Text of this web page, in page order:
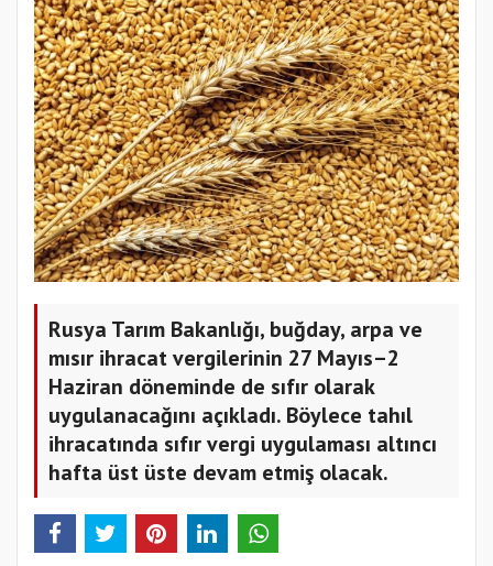
Rusya Tarım Bakanlığı, buğday, arpa ve
mısır ihracat vergilerinin 27 Mayıs–2
Haziran döneminde de sıfır olarak
uygulanacağını açıkladı. Böylece tahıl
ihracatında sıfır vergi uygulaması altıncı
hafta üst üste devam etmiş olacak.